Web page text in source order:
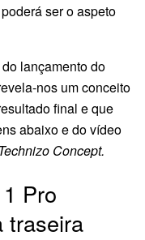
ser o aspeto
lançamento do
nos um conceito
final e que
abaixo e do vídeo
Concept.
Pro
traseira